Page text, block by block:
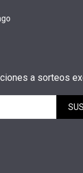
a sorteos